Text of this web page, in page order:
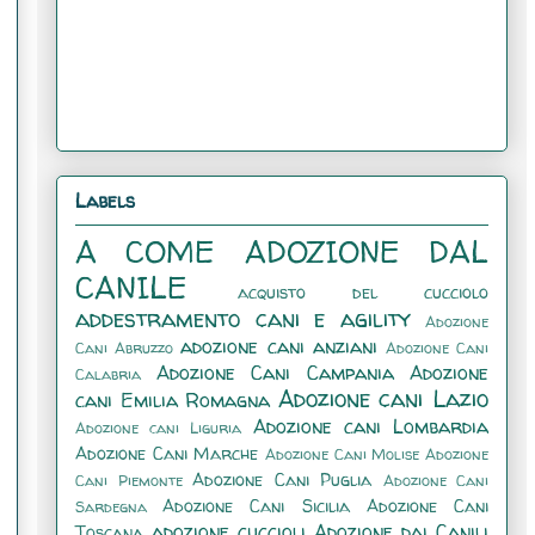
Labels
A COME ADOZIONE DAL
CANILE
acquisto del cucciolo
addestramento cani e agility
Adozione
Cani Abruzzo adozione cani anziani Adozione Cani
Calabria
Adozione Cani Campania
Adozione
cani Emilia Romagna Adozione cani Lazio
Adozione cani Liguria Adozione cani Lombardia
Adozione Cani Marche Adozione Cani Molise Adozione
Cani Piemonte Adozione Cani Puglia Adozione Cani
Sardegna
Adozione Cani Sicilia
Adozione Cani